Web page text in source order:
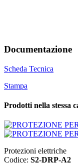
Documentazione
Scheda Tecnica
Stampa
Prodotti nella stessa
Protezioni elettriche
Codice: S2-DRP-A2